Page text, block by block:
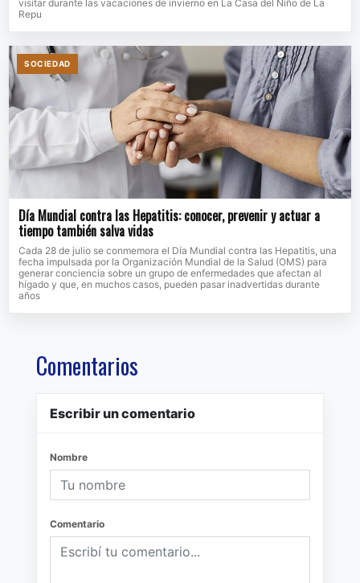
visitar durante las vacaciones de invierno en La Casa del Niño de La
Repu
SOCIEDAD
Día Mundial contra las Hepatitis: conocer, prevenir y actuar a
tiempo también salva vidas
Cada 28 de julio se conmemora el Día Mundial contra las Hepatitis, una
fecha impulsada por la Organización Mundial de la Salud (OMS) para
generar conciencia sobre un grupo de enfermedades que afectan al
hígado y que, en muchos casos, pueden pasar inadvertidas durante
años
Comentarios
Escribir un comentario
Nombre
Comentario